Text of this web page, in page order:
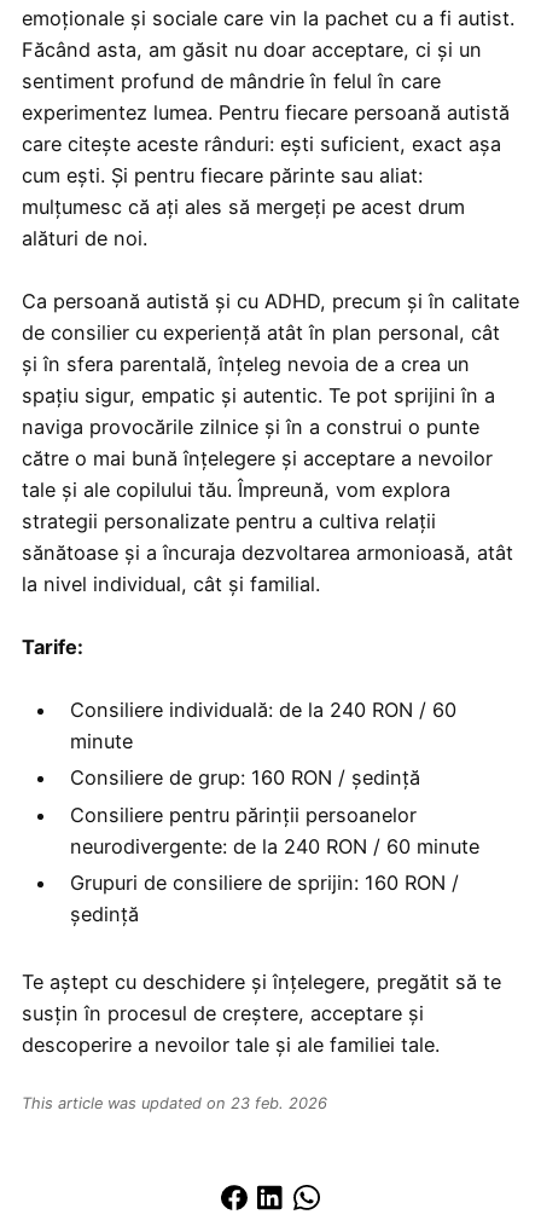
emoționale și sociale care vin la pachet cu a fi autist.
Făcând asta, am găsit nu doar acceptare, ci și un
sentiment profund de mândrie în felul în care
experimentez lumea. Pentru fiecare persoană autistă
care citește aceste rânduri: ești suficient, exact așa
cum ești. Și pentru fiecare părinte sau aliat:
mulțumesc că ați ales să mergeți pe acest drum
alături de noi.
Ca persoană autistă și cu ADHD, precum și în calitate
de consilier cu experiență atât în plan personal, cât
și în sfera parentală, înțeleg nevoia de a crea un
spațiu sigur, empatic și autentic. Te pot sprijini în a
naviga provocările zilnice și în a construi o punte
către o mai bună înțelegere și acceptare a nevoilor
tale și ale copilului tău. Împreună, vom explora
strategii personalizate pentru a cultiva relații
sănătoase și a încuraja dezvoltarea armonioasă, atât
la nivel individual, cât și familial.
Tarife:
Consiliere individuală: de la 240 RON / 60
minute
Consiliere de grup: 160 RON / ședință
Consiliere pentru părinții persoanelor
neurodivergente: de la 240 RON / 60 minute
Grupuri de consiliere de sprijin: 160 RON /
ședință
Te aștept cu deschidere și înțelegere, pregătit să te
susțin în procesul de creștere, acceptare și
descoperire a nevoilor tale și ale familiei tale.
This article was updated on 23 feb. 2026